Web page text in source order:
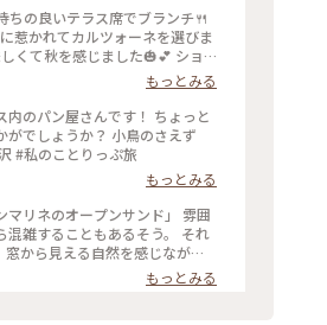
の良いテラス席でブランチ🍴
惹かれてカルツォーネを選びま
くて秋を感じました🎃💕 ショ
買えるからなぁと眺めて我慢〜
#緑に囲まれて #ブランチ #カル
もっとみる
のパン屋さんです！ ちょっと
？ 小鳥のさえず
ンが堪能できます😊 #パン屋 #軽井沢 #私のことりっぷ旅
もっとみる
雑することもあるそう。 それ
から見える自然を感じながら
もっとみる